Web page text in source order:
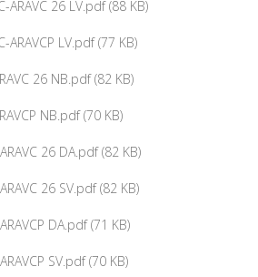
26 LV.pdf (88 KB)
LV.pdf (77 KB)
26 NB.pdf (82 KB)
NB.pdf (70 KB)
26 DA.pdf (82 KB)
26 SV.pdf (82 KB)
DA.pdf (71 KB)
SV.pdf (70 KB)